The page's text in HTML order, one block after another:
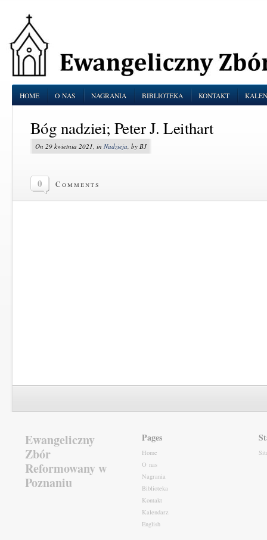
HOME O NAS NAGRANIA BIBLIOTEKA KONTAKT
Bóg nadziei; Peter J. Leithart
On 29 kwietnia 2021, in Nadzieja, by BJ
0 Comments
Ewangeliczny
Zbór
Reformowany w
Poznaniu
Pages
Home
O nas
Nagrania
Biblioteka
Kontakt
Kalendarz
English